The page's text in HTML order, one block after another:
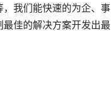
我们能快速的为企、事
佳的解决方案开发出最